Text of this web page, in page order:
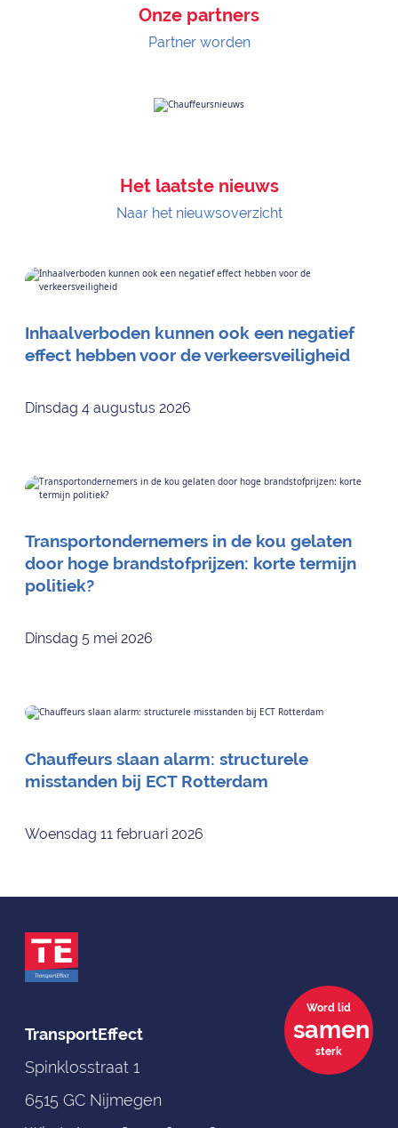
Onze partners
Partner worden
Het laatste nieuws
Naar het nieuwsoverzicht
Inhaalverboden kunnen ook een negatief
effect hebben voor de verkeersveiligheid
Dinsdag 4 augustus 2026
Transportondernemers in de kou gelaten
door hoge brandstofprijzen: korte termijn
politiek?
Dinsdag 5 mei 2026
Chauffeurs slaan alarm: structurele
misstanden bij ECT Rotterdam
Woensdag 11 februari 2026
TransportEffect
Spinklosstraat 1
6515 GC Nijmegen
Word lid
samen
sterk